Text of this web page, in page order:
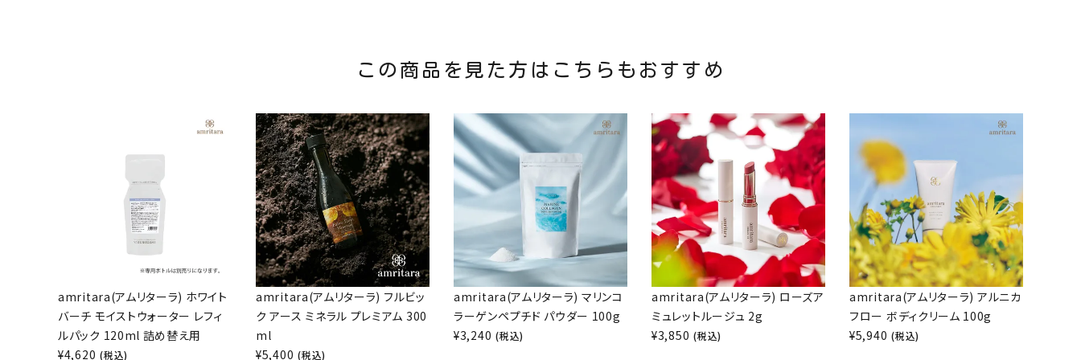
この商品を見た方はこちらもおすすめ
amritara(アムリターラ) ホワイト
バーチ モイストウォーター レフィ
ルパック 120ml 詰め替え用
¥4,620 (税込)
amritara(アムリターラ) フルビッ
ク アース ミネラル プレミアム 300
ml
¥5,400 (税込)
amritara(アムリターラ) マリンコ
ラーゲンペプチド パウダー 100g
¥3,240 (税込)
amritara(アムリターラ) ローズア
ミュレットルージュ 2g
¥3,850 (税込)
amritara(アムリターラ) アルニカ
フロー ボディクリーム 100g
¥5,940 (税込)